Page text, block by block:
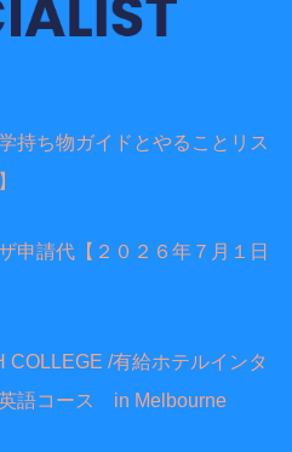
持ち物ガイドとやることリス
申請代【２０２６年７月１日
COLLEGE /有給ホテルインタ
語コース in Melbourne